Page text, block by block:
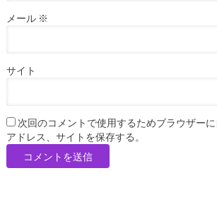
メール ※
サイト
次回のコメントで使用するためブラウザー
アドレス、サイトを保存する。